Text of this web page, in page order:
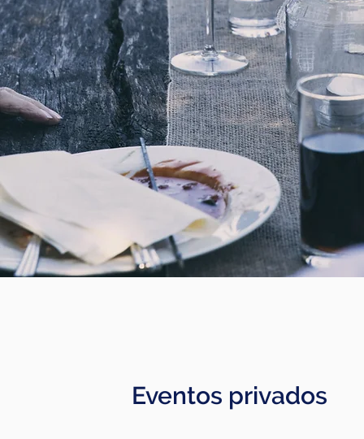
Eventos privados